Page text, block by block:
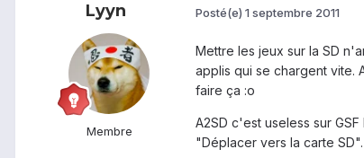
Lyyn
Membre
Posté(e) 1 septembre 2011
Mettre les jeux sur la SD
applis qui se chargent vite.
faire ça :o
A2SD c'est useless sur
"Déplacer vers la carte